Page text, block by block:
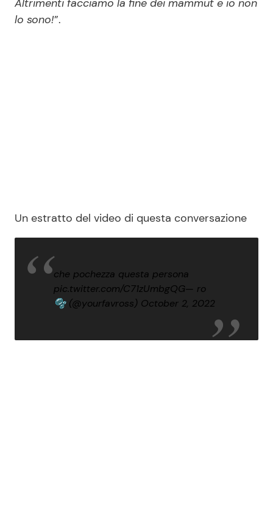
Altrimenti facciamo la fine dei mammut e io non
lo sono!”.
Un estratto del video di questa conversazione
che pochezza questa persona
pic.twitter.com/C71zUmbgQG— ro
🫧 (@yourfavross) October 2, 2022